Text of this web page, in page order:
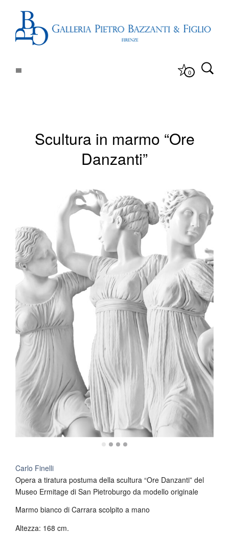
0
Scultura in marmo “Ore
Danzanti”
Carlo Finelli
Opera a tiratura postuma della scultura “Ore Danzanti” del
Museo Ermitage di San Pietroburgo da modello originale
Marmo bianco di Carrara scolpito a mano
Altezza: 168 cm.